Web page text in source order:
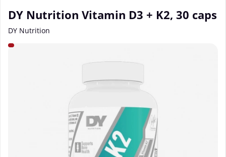
DY Nutrition Vitamin D3 + K2, 30 caps
DY Nutrition
Tuotekuvat DY Nutrition Vitamin D3 + K2, 30 caps